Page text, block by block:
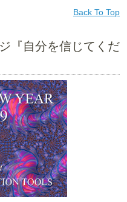
Back To Top
『自分を信じてくだ